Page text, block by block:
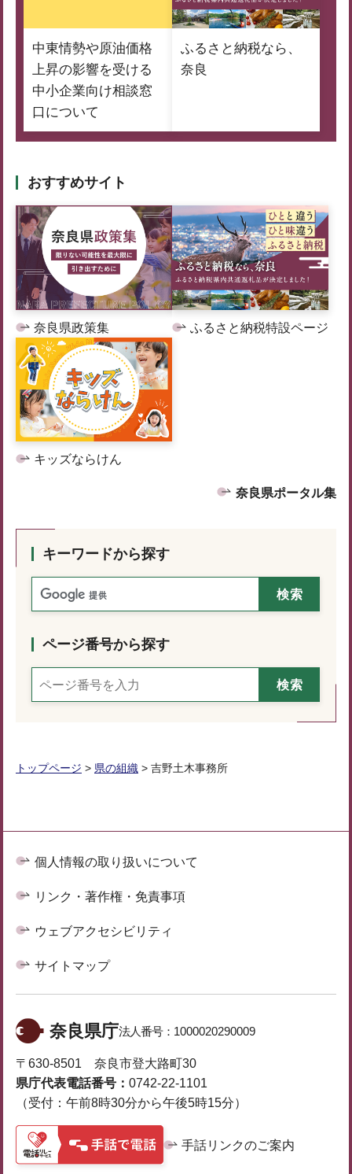
中東情勢や原油価格
上昇の影響を受ける
中小企業向け相談窓
口について
ふるさと納税なら、
奈良
おすすめサイト
奈良県政策集 ふるさと納税特設ページ
キッズならけん
奈良県ポータル集
キーワードから探す
ページ番号から探す
トップページ > 県の組織 > 吉野土木事務所
個人情報の取り扱いについて
リンク・著作権・免責事項
ウェブアクセシビリティ
サイトマップ
奈良県庁法人番号： 1000020290009
〒630-8501 奈良市登大路町30
県庁代表電話番号： 0742-22-1101
（受付：午前8時30分から午後5時15分）
手話リンクのご案内